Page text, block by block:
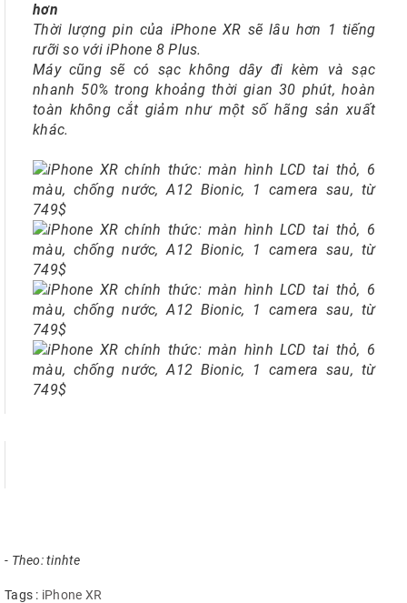
hơn
Thời lượng pin của iPhone XR sẽ lâu hơn 1 tiếng
rưỡi so với iPhone 8 Plus.
Máy cũng sẽ có sạc không dây đi kèm và sạc
nhanh 50% trong khoảng thời gian 30 phút, hoàn
toàn không cắt giảm như một số hãng sản xuất
khác.
- Theo: tinhte
Tags : iPhone XR